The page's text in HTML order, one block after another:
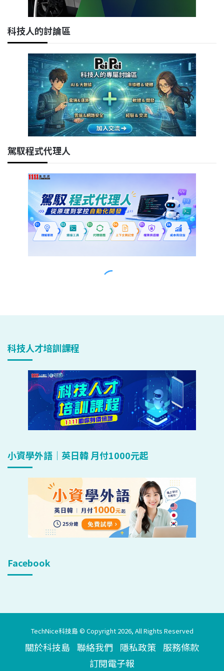
科技人才培訓課程
小資學外語｜英日韓 月付1000元起
Facebook
TechNice科技島 © Copyright 2026, All Rights Reserved
關於科技島 聯絡我們 隱私政策 服務條款
訂閱電子報